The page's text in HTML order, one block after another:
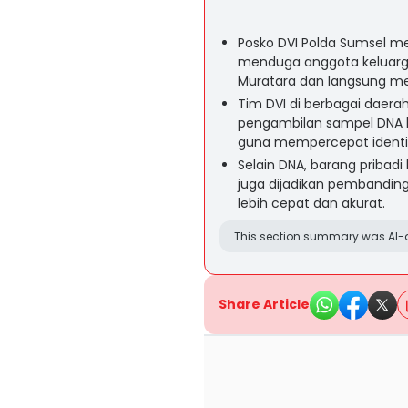
Posko DVI Polda Sumsel
menduga anggota
Muratara dan langsung
Tim DVI di berbagai
pengambilan sampel DNA
guna mempercepat
Selain DNA, barang
juga dijadikan
lebih cepat dan akurat.
This section summary was
Share Article